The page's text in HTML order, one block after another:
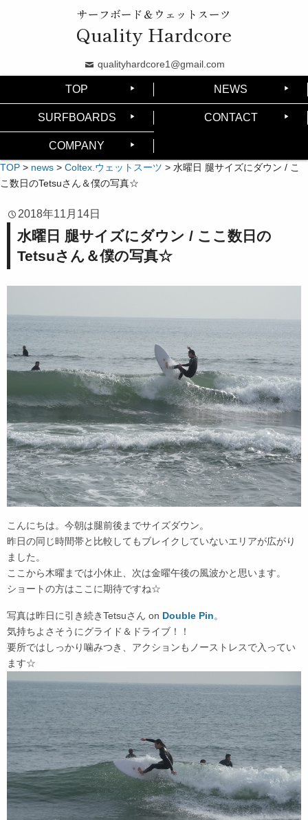
サーフボード＆ウェットスーツ
Quality Hardcore
qualityhardcore1@gmail.com
TOP NEWS
SURFBOARDS CONTACT
COMPANY
TOP > news > Coltex.ウェットスーツ > 水曜日 腿サイズにダウン / こ
こ数日のTetsuさん＆僕の写真☆
2018年11月14日
水曜日 腿サイズにダウン / ここ数日の
Tetsuさん＆僕の写真☆
こんにちは。今朝は腿前後までサイズダウン。
昨日の同じ時間帯と比較してもブレイクしていないエリアが広がり
ました。
ここから木曜までは小休止、次は金曜午後の風波かと思います。
ショートの方はここに期待ですね☆
写真は昨日に引き続きTetsuさん on Double Pin。
気持ちよさそうにグライド＆ドライブ！！
要所ではしっかり噛みつき、アクションもノーストレスで入ってい
ます☆